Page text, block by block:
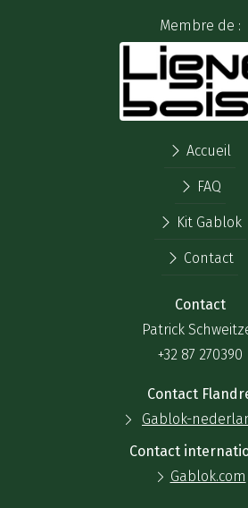
Membre de :
Accueil
FAQ
Kit Gablok
Contact
Contact
Patrick
+32 87 270390
Contact
Gablok-
Contact
Gablok.com